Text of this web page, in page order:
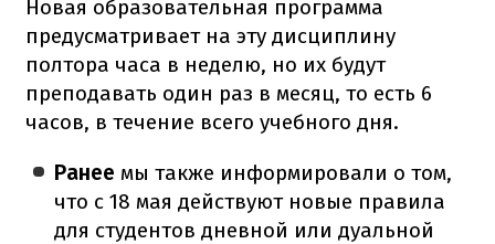
Новая образовательная программа
предусматривает на эту дисциплину
полтора часа в неделю, но их будут
преподавать один раз в месяц, то есть 6
часов, в течение всего учебного дня.
Ранее мы также информировали о том,
что с 18 мая действуют новые правила
для студентов дневной или дуальной